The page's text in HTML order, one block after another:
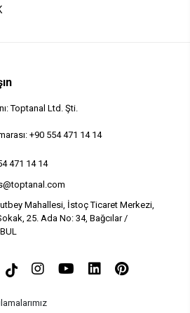
Toptanal Ltd. Şti.
+90 554 471 14 14
471 14 14
Mahallesi, İstoç Ticaret Merkezi,
25. Ada No: 34, Bağcılar /